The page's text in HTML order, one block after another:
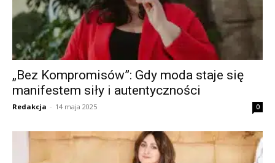
„Bez Kompromisów”: Gdy moda staje się
manifestem siły i autentyczności
Redakcja - 14 maja 2025 0